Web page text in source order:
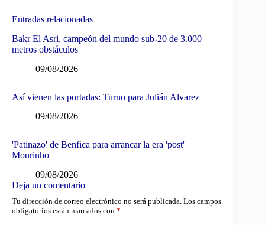
Entradas relacionadas
Bakr El Asri, campeón del mundo sub-20 de 3.000
metros obstáculos
09/08/2026
Así vienen las portadas: Turno para Julián Alvarez
09/08/2026
'Patinazo' de Benfica para arrancar la era 'post'
Mourinho
09/08/2026
Deja un comentario
Tu dirección de correo electrónico no será publicada. Los campos
obligatorios están marcados con *